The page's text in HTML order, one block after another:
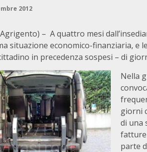
2012
– A quattro mesi
situazione economico-finanziaria, e
in precedenza sospesi – di
Nella
giorni
di una
fatture
parte